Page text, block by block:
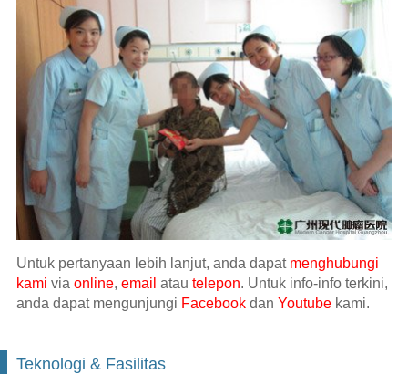
Untuk pertanyaan lebih lanjut, anda dapat menghubungi
kami via online, email atau telepon. Untuk info-info terkini,
anda dapat mengunjungi Facebookdan Youtubekami.
Teknologi & Fasilitas